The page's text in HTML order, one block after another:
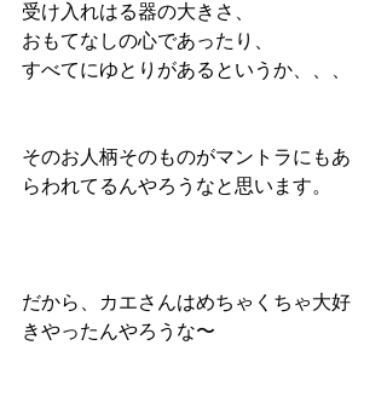
受け入れはる器の大きさ、
おもてなしの心であったり、
すべてにゆとりがあるというか、、、
そのお人柄そのものがマントラにもあ
らわれてるんやろうなと思います。
だから、カエさんはめちゃくちゃ大好
きやったんやろうな〜